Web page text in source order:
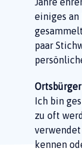
einiges an
paar
Ich bin
zu oft
kennen